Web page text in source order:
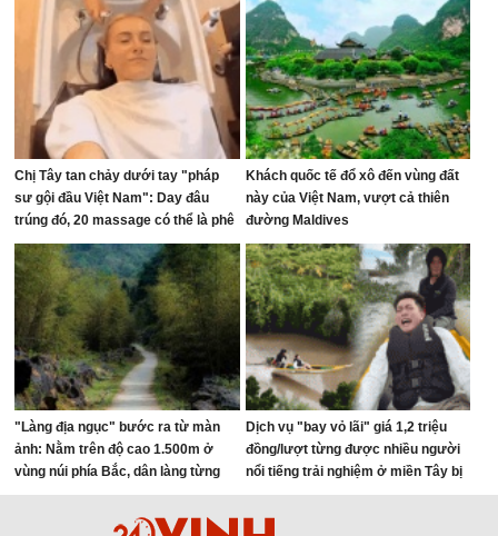
Chị Tây tan chảy dưới tay "pháp
sư gội đầu Việt Nam": Day đâu
trúng đó, 20 massage có thể là phê
nhất cuộc đời!
Khách quốc tế đổ xô đến vùng đất
này của Việt Nam, vượt cả thiên
đường Maldives
"Làng địa ngục" bước ra từ màn
ảnh: Nằm trên độ cao 1.500m ở
vùng núi phía Bắc, dân làng từng
sống trong "3 không"
Dịch vụ "bay vỏ lãi" giá 1,2 triệu
đồng/lượt từng được nhiều người
nổi tiếng trải nghiệm ở miền Tây bị
yêu cầu tạm dừng